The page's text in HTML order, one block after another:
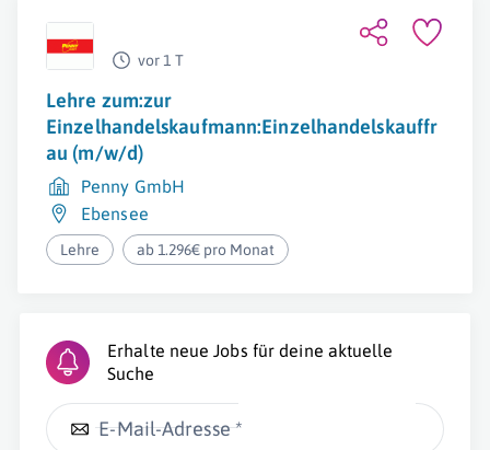
vor 1 T
Lehre zum:zur
Einzelhandelskaufmann:Einzelhandelskauffr
au (m/w/d)
Penny GmbH
Ebensee
Lehre ab 1.296€ pro Monat
Erhalte neue Jobs für deine aktuelle
Suche
E-Mail-Adresse *